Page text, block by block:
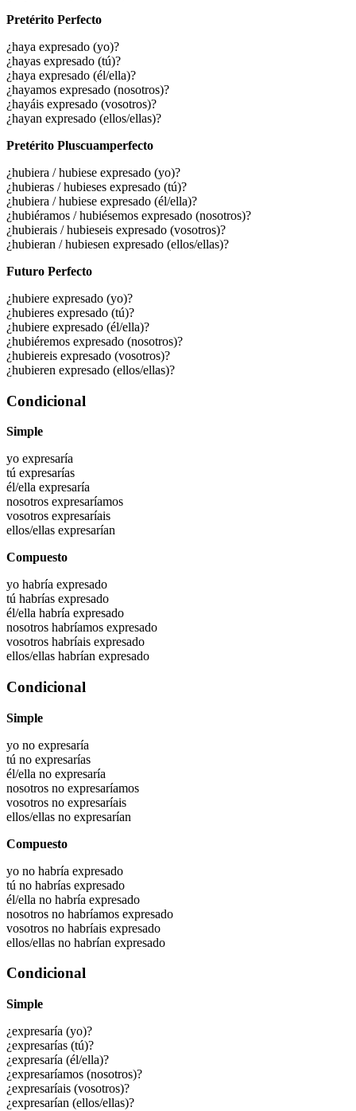
Pretérito Perfecto
¿haya expresado (yo)?
¿hayas expresado (tú)?
¿haya expresado (él/ella)?
¿hayamos expresado (nosotros)?
¿hayáis expresado (vosotros)?
¿hayan expresado (ellos/ellas)?
Pretérito Pluscuamperfecto
¿hubiera / hubiese expresado (yo)?
¿hubieras / hubieses expresado (tú)?
¿hubiera / hubiese expresado (él/ella)?
¿hubiéramos / hubiésemos expresado (nosotros)?
¿hubierais / hubieseis expresado (vosotros)?
¿hubieran / hubiesen expresado (ellos/ellas)?
Futuro Perfecto
¿hubiere expresado (yo)?
¿hubieres expresado (tú)?
¿hubiere expresado (él/ella)?
¿hubiéremos expresado (nosotros)?
¿hubiereis expresado (vosotros)?
¿hubieren expresado (ellos/ellas)?
Condicional
Simple
yo expresaría
tú expresarías
él/ella expresaría
nosotros expresaríamos
vosotros expresaríais
ellos/ellas expresarían
Compuesto
yo habría expresado
tú habrías expresado
él/ella habría expresado
nosotros habríamos expresado
vosotros habríais expresado
ellos/ellas habrían expresado
Condicional
Simple
yo no expresaría
tú no expresarías
él/ella no expresaría
nosotros no expresaríamos
vosotros no expresaríais
ellos/ellas no expresarían
Compuesto
yo no habría expresado
tú no habrías expresado
él/ella no habría expresado
nosotros no habríamos expresado
vosotros no habríais expresado
ellos/ellas no habrían expresado
Condicional
Simple
¿expresaría (yo)?
¿expresarías (tú)?
¿expresaría (él/ella)?
¿expresaríamos (nosotros)?
¿expresaríais (vosotros)?
¿expresarían (ellos/ellas)?